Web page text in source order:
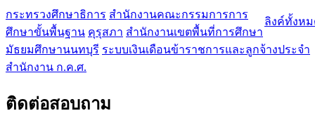
ลิงค์ทั้งห
กระทรวงศึกษาธิการ สำนักงานคณะกรรมการการ
ศึกษาขั้นพื้นฐาน คุรุสภา สำนักงานเขตพื้นที่การศึกษา
มัธยมศึกษานนทบุรี ระบบเงินเดือนข้าราชการและลูกจ้างประจำ
สำนักงาน ก.ค.ศ.
ติดต่อสอบถาม